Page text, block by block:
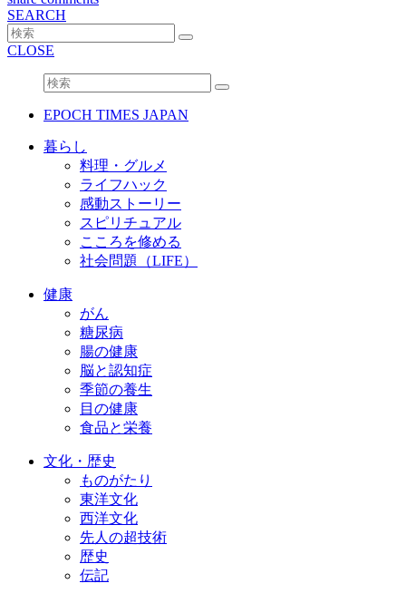
SEARCH
CLOSE
EPOCH TIMES JAPAN
暮らし
料理・グルメ
ライフハック
感動ストーリー
スピリチュアル
こころを修める
社会問題（LIFE）
健康
がん
糖尿病
腸の健康
脳と認知症
季節の養生
目の健康
食品と栄養
文化・歴史
ものがたり
東洋文化
西洋文化
先人の超技術
歴史
伝記